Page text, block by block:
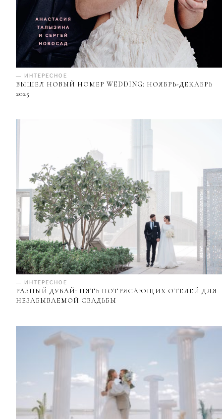
— ИНТЕРЕСНОЕ
ВЫШЕЛ НОВЫЙ НОМЕР WEDDING: НОЯБРЬ-ДЕКАБРЬ
2025
— ИНТЕРЕСНОЕ
РАЗНЫЙ ДУБАЙ: ПЯТЬ ПОТРЯСАЮЩИХ ОТЕЛЕЙ ДЛЯ
НЕЗАБЫВАЕМОЙ СВАДЬБЫ